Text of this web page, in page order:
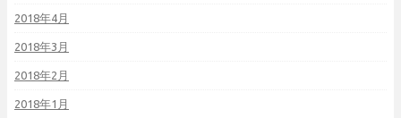
2018年4月
2018年3月
2018年2月
2018年1月